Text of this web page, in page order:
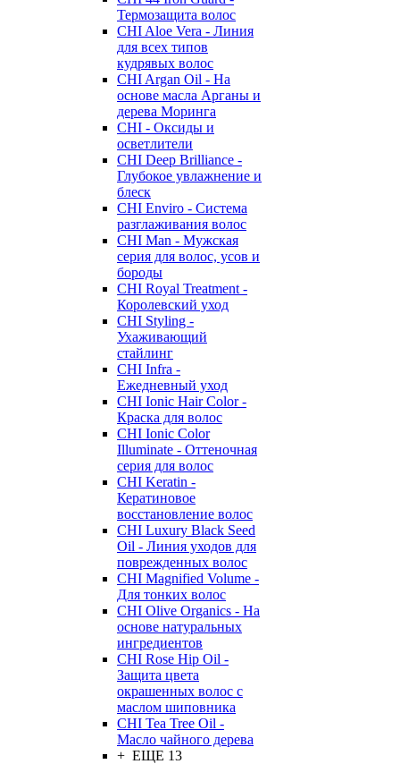
Термозащита волос
CHI Aloe Vera - Линия
для всех типов
кудрявых волос
CHI Argan Oil - На
основе масла Арганы и
дерева Моринга
CHI - Оксиды и
осветлители
CHI Deep Brilliance -
Глубокое увлажнение и
блеск
CHI Enviro - Система
разглаживания волос
CHI Man - Мужская
серия для волос, усов и
бороды
CHI Royal Treatment -
Королевский уход
CHI Styling -
Ухаживающий
стайлинг
CHI Infra -
Ежедневный уход
CHI Ionic Hair Color -
Краска для волос
CHI Ionic Color
Illuminate - Оттеночная
серия для волос
CHI Keratin -
Кератиновое
восстановление волос
CHI Luxury Black Seed
Oil - Линия уходов для
поврежденных волос
CHI Magnified Volume -
Для тонких волос
CHI Olive Organics - На
основе натуральных
ингредиентов
CHI Rose Hip Oil -
Защита цвета
окрашенных волос с
маслом шиповника
CHI Tea Tree Oil -
Масло чайного дерева
+ ЕЩЕ 13